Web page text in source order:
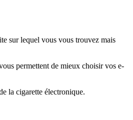
sur lequel vous vous trouvez mais
permettent de mieux choisir vos e-
la cigarette électronique.